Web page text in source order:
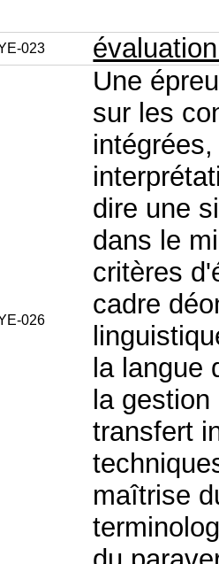
023
026
Une
sur les
dire une
dans le
critères
cadre
la langue
la
transfert
maîtrise